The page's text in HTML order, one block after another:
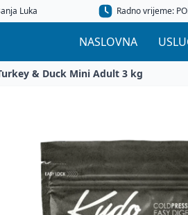
Luka Radno vrijeme:
NASLOVNA
& Duck Mini Adult 3 kg